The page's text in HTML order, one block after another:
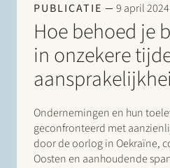
PUBLICATIE 9 april 2024
Hoe behoed je
in onzekere
Ondernemingen en hun
geconfronteerd met
door de oorlog in Oekraïne,
Oosten en aanhoudende